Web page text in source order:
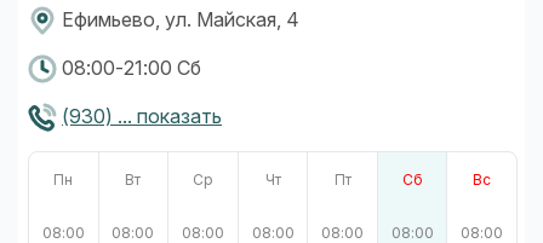
Ефимьево, ул. Майская, 4
08:00-21:00 Сб
(930) ... показать
Пн
08:00
Вт
08:00
Ср
08:00
Чт
08:00
Пт
08:00
Сб
08:00
Вс
08:00